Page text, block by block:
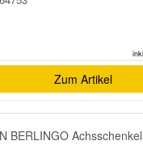
Zum Artikel
BERLINGO